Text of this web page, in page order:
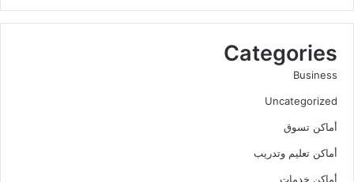
Categories
Business
Uncategorized
أماكن تسوق
أماكن تعليم وتدريب
أماكن خدمات